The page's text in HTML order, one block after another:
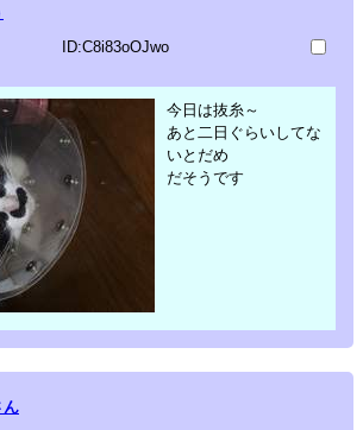
ID:C8i83oOJwo
今日は抜糸～
あと二日ぐらいしてな
いとだめ
だそうです
ん